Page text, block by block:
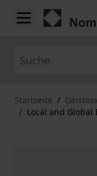
Zum Inhalt springen
Startseite /
/ Local and